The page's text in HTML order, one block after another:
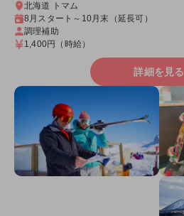
北海道 トマム
8月スタート～10月末（延長可）
調理補助
1,400円
（時給）
詳細を見る